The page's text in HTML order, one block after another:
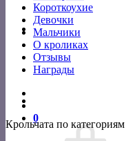
Короткоухие
Девочки
Мальчики
О кроликах
Отзывы
Награды
0
Крольчата по категориям